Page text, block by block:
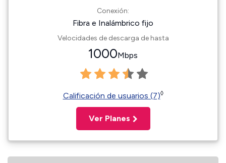
Conexión:
Fibra e Inalámbrico fijo
Velocidades de descarga de hasta
1000Mbps
Calificación de usuarios (7)◊
Ver Planes